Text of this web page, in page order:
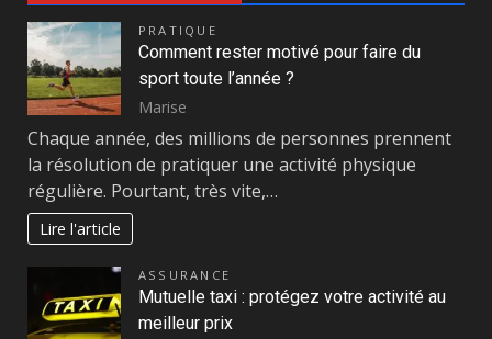
PRATIQUE
Comment rester motivé pour faire du
sport toute l’année ?
Marise
Chaque année, des millions de personnes prennent
la résolution de pratiquer une activité physique
régulière. Pourtant, très vite,…
Lire l'article
ASSURANCE
Mutuelle taxi : protégez votre activité au
meilleur prix